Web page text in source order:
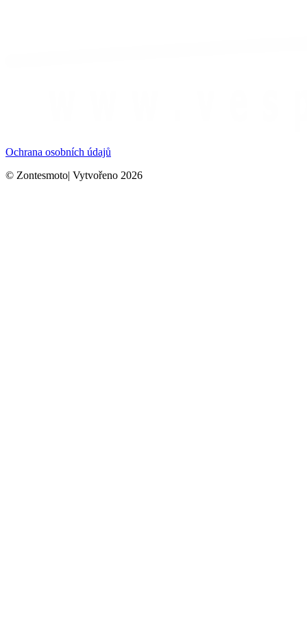
Ochrana osobních údajů
© Zontesmoto| Vytvořeno 2026